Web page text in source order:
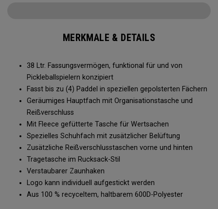
MERKMALE & DETAILS
38 Ltr. Fassungsvermögen, funktional für und von
Pickleballspielern konzipiert
Fasst bis zu (4) Paddel in speziellen gepolsterten Fächern
Geräumiges Hauptfach mit Organisationstasche und
Reißverschluss
Mit Fleece gefütterte Tasche für Wertsachen
Spezielles Schuhfach mit zusätzlicher Belüftung
Zusätzliche Reißverschlusstaschen vorne und hinten
Tragetasche im Rucksack-Stil
Verstaubarer Zaunhaken
Logo kann individuell aufgestickt werden
Aus 100 % recyceltem, haltbarem 600D-Polyester